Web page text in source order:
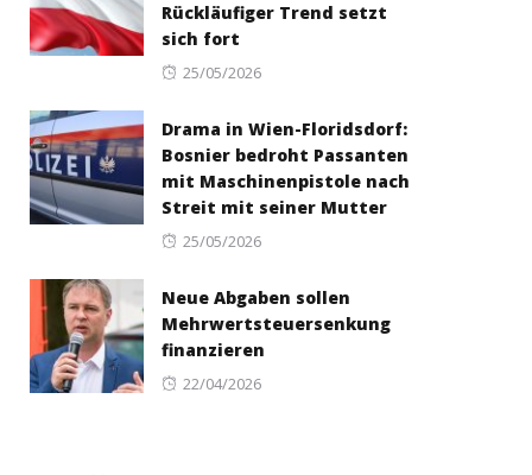
Rückläufiger Trend setzt
sich fort
Posted
25/05/2026
Drama in Wien-Floridsdorf:
Bosnier bedroht Passanten
mit Maschinenpistole nach
Streit mit seiner Mutter
Posted
25/05/2026
Neue Abgaben sollen
Mehrwertsteuersenkung
finanzieren
Posted
22/04/2026